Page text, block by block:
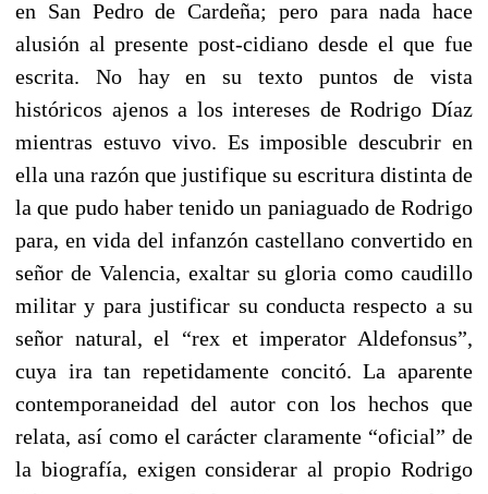
en San Pedro de Cardeña; pero para nada hace
alusión al presente post-cidiano desde el que fue
escrita. No hay en su texto puntos de vista
históricos ajenos a los intereses de Rodrigo Díaz
mientras estuvo vivo. Es imposible descubrir en
ella una razón que justifique su escritura distinta de
la que pudo haber tenido un paniaguado de Rodrigo
para, en vida del infanzón castellano convertido en
señor de Valencia, exaltar su gloria como caudillo
militar y para justificar su conducta respecto a su
señor natural, el “rex et imperator Aldefonsus”,
cuya ira tan repetidamente concitó. La aparente
contemporaneidad del autor con los hechos que
relata, así como el carácter claramente “oficial” de
la biografía, exigen considerar al propio Rodrigo